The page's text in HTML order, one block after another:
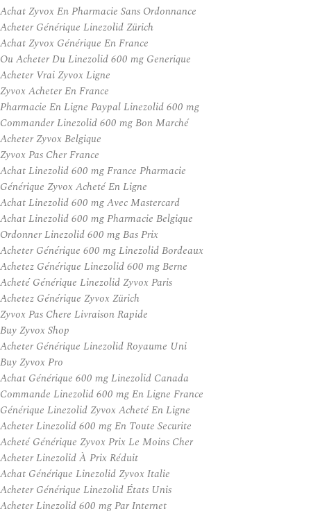
Achat Zyvox En Pharmacie Sans Ordonnance
Acheter Générique Linezolid Zürich
Achat Zyvox Générique En France
Ou Acheter Du Linezolid 600 mg Generique
Acheter Vrai Zyvox Ligne
Zyvox Acheter En France
Pharmacie En Ligne Paypal Linezolid 600 mg
Commander Linezolid 600 mg Bon Marché
Acheter Zyvox Belgique
Zyvox Pas Cher France
Achat Linezolid 600 mg France Pharmacie
Générique Zyvox Acheté En Ligne
Achat Linezolid 600 mg Avec Mastercard
Achat Linezolid 600 mg Pharmacie Belgique
Ordonner Linezolid 600 mg Bas Prix
Acheter Générique 600 mg Linezolid Bordeaux
Achetez Générique Linezolid 600 mg Berne
Acheté Générique Linezolid Zyvox Paris
Achetez Générique Zyvox Zürich
Zyvox Pas Chere Livraison Rapide
Buy Zyvox Shop
Acheter Générique Linezolid Royaume Uni
Buy Zyvox Pro
Achat Générique 600 mg Linezolid Canada
Commande Linezolid 600 mg En Ligne France
Générique Linezolid Zyvox Acheté En Ligne
Acheter Linezolid 600 mg En Toute Securite
Acheté Générique Zyvox Prix Le Moins Cher
Acheter Linezolid À Prix Réduit
Achat Générique Linezolid Zyvox Italie
Acheter Générique Linezolid États Unis
Acheter Linezolid 600 mg Par Internet